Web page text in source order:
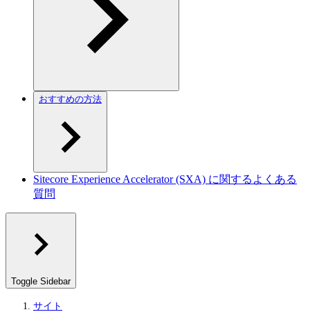
おすすめの方法
Sitecore Experience Accelerator (SXA) に関するよくある
質問
Toggle Sidebar
サイト